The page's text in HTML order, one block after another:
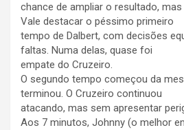
chance de ampliar o resultado,
Vale destacar o péssimo primeiro
tempo de Dalbert, com decisões
faltas. Numa delas, quase foi
empate do Cruzeiro.
O segundo tempo começou da
terminou. O Cruzeiro continuou
atacando, mas sem apresentar
Aos 7 minutos, Johnny (o melhor